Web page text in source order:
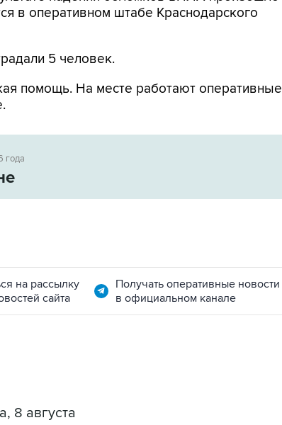
в оперативном штабе Краснодарского
5 человек.
помощь. На месте работают оперативные
года
на рассылку
сайта
Получать оперативные новости
в официальном канале
8 августа